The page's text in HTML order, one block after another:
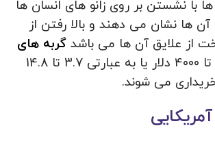
با نشستن بر روی زانو های انسان ها
آن ها نشان می دهند و بالا رفتن از
از علایق آن ها می باشدگربه های
بین 1000 تا 4000 دلار یا به عبارتی 3.7 تا 14.8
می شوند.